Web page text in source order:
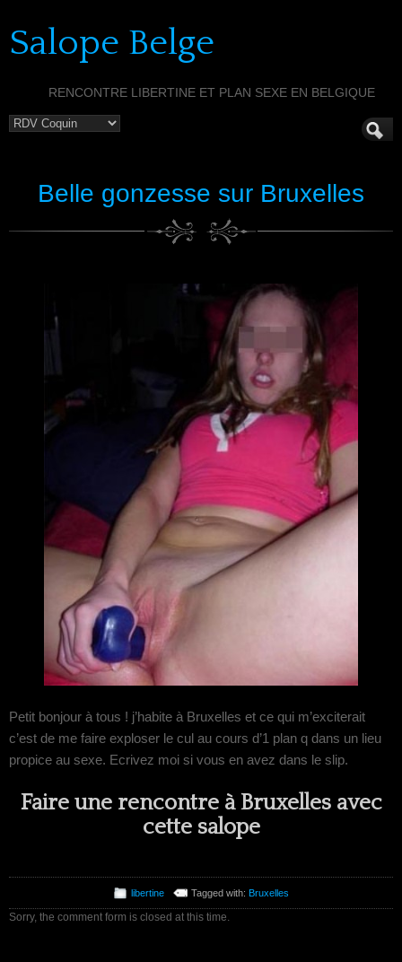
Salope Belge
RENCONTRE LIBERTINE ET PLAN SEXE EN BELGIQUE
Belle gonzesse sur Bruxelles
Petit bonjour à tous ! j’habite à Bruxelles et ce qui m’exciterait
c’est de me faire exploser le cul au cours d’1 plan q dans un lieu
propice au sexe. Ecrivez moi si vous en avez dans le slip.
Faire une rencontre à Bruxelles avec
cette salope
libertine Tagged with:Bruxelles
Sorry, the comment form is closed at this time.